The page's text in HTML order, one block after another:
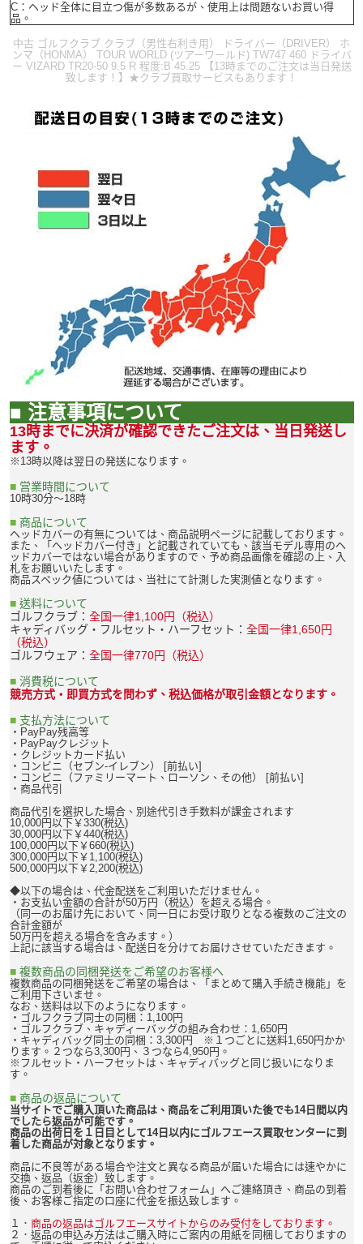
C：ヘッド全体に目立つ傷が多数あるが、使用上は問題ないお買い得
品。
中古 ゴルフクラブ クラブ（男性右利き用） ドライバー（DRIVER） ホ
ンマ（HONMA） TOUR WORLD (ツアーワールド) TW747 460 ドライバ
ー VIZARD TR20-50 9.5 R 程度:B 45.25 【13時までのご注文は当日発送
致します！】★クラブ買取サービスもあります！
■ 注意事項について
13時までに決済が確認できたご注文は、当日発送し
ます。
※13時以降は翌日の発送になります。
■ 営業時間について
10時30分～18時
■ 商品について
ヘッドカバーの有無については、商品説明ページに記載しております。
また、「ヘッドカバー付き」と記載されていても、該当モデル専用のヘ
ッドカバーではない場合がありますので、予め商品画像を確認の上、入
札をお願いいたします。
商品スペック値については、当社にて計測した実測値となります。
■ 送料について
ゴルフクラブ： 全国一律1,100円（税込）
キャディバッグ・フルセット・ハーフセット： 全国一律1,650円
（税込）
ゴルフウェア： 全国一律770円（税込）
■ 消費税について
競売方式・即買方式を問わず、税込価格が取引金額となります。
■ 支払方法について
・PayPay残高等
・PayPayクレジット
・クレジットカード払い
・コンビニ（セブン-イレブン） [前払い]
・コンビニ（ファミリーマート、ローソン、その他） [前払い]
・商品代引
商品代引を選択した場合、別途代引き手数料が課金されます
10,000円以下￥330(税込)
30,000円以下￥440(税込)
100,000円以下￥660(税込)
300,000円以下￥1,100(税込)
500,000円以下￥2,200(税込)
◆以下の場合は、代金配送をご利用いただけません。
・お支払い金額の合計が50万円（税込）を超える場合。
（同一のお届け先において、同一日にお受け取りとなる複数のご注文の
合計金額が
50万円を超える場合を含みます。）
上記に該当する場合は、配送日を分けてお届けさせていただきます。
■ 複数商品の同梱発送をご希望のお客様へ
複数商品の同梱発送をご希望の場合は、「まとめて購入手続き機能」を
ご利用下さいませ。
なお、送料は以下のようになります。
・ゴルフクラブ同士の同梱：1,100円
・ゴルフクラブ、キャディーバッグの組み合わせ：1,650円
・キャディバッグ同士の同梱：3,300円 ※１つごとに送料1,650円かか
ります。２つなら3,300円、３つなら4,950円。
※フルセット・ハーフセットは、キャディバッグと同じ扱いになりま
す。
■ 商品の返品について
当サイトでご購入頂いた商品は、商品をご利用頂いた後でも14日間以内
でしたら返品が可能です。
商品の出荷日を１日目として14日以内にゴルフエース買取センターに到
着した商品が対象となります。
商品に不良等がある場合や注文と異なる商品が届いた場合には速やかに
交換、返品（返金）致します。
商品のご到着後に「お問い合わせフォーム」へご連絡頂き、商品の到着
後、お客様ご指定の口座に代金を振込致します。
１． 商品の返品はゴルフエースサイトからのみ受付をしております。
２．返品の申込み方法はご購入時にご案内の用紙を同梱しておりますの